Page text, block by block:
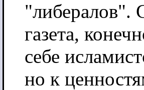
"либералов".
газета,
себе
но к